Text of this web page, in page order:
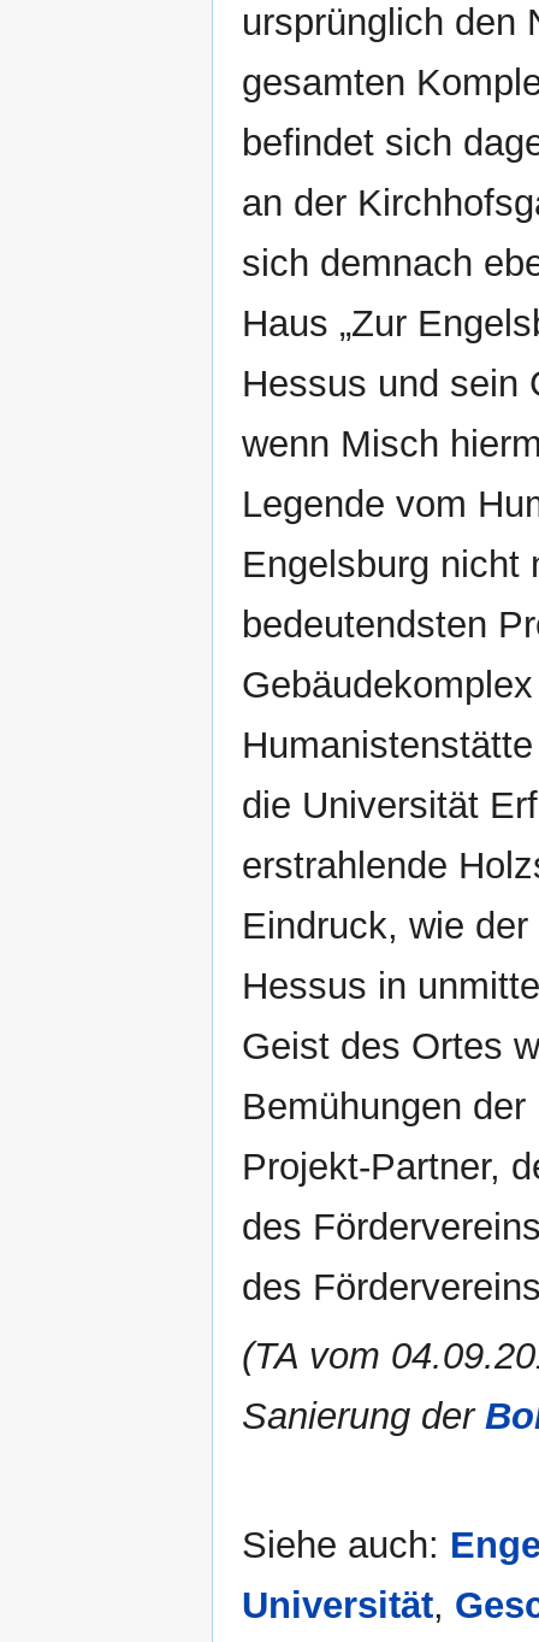
ursprünglich den
gesamten
befindet sich
an der
sich demnach
Haus „Zur
Hessus und sein
wenn Misch
Legende vom
Engelsburg nicht
bedeutendsten
die Universität
erstrahlende
Eindruck, wie
Hessus in
Geist des Ortes
Bemühungen
Projekt-Partner,
des
des
(TA vom
Sanierung der
Siehe auch:
Universität,